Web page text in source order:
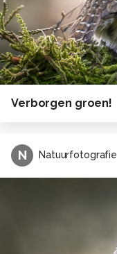
Verborgen groen!
N Natuurfotografie